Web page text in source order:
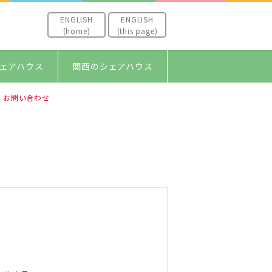
ENGLISH
(home)
ENGLISH
(this page)
アハウス 関西のシェアハウス
お問い合わせ